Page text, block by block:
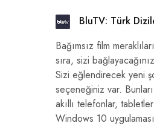
BluTV: Türk
Bağımsız film
sıra, sizi
Sizi eğlendirecek yeni
seçeneğiniz var.
akıllı telefonlar,
Windows 10